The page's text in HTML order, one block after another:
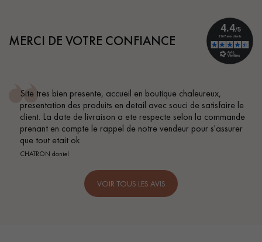
MERCI DE VOTRE CONFIANCE
accueil en boutique chaleureux,
en detail avec souci de satisfaire le
livraison a ete respecte selon la commande
le rappel de notre vendeur pour s'assurer
Conseil parfait,
BEILE FRANCK
VOIR TOUS LES AVIS